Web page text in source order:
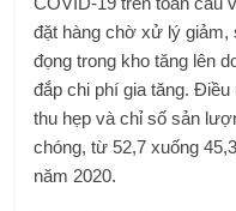
đặt hàng chờ xử lý giảm,
đọng trong kho tăng lên
đắp chi phí gia tăng.
thu hẹp và chỉ số sản
chóng, từ 52,7 xuống
năm 2020.